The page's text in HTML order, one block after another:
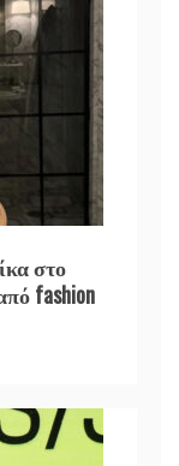
στο
fashion